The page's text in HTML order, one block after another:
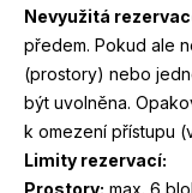
Nevyužitá
předem. Pokud ale
(prostory) nebo
být uvolněna.
k omezení přístupu
Limity rezervací:
Prostory: max. 6